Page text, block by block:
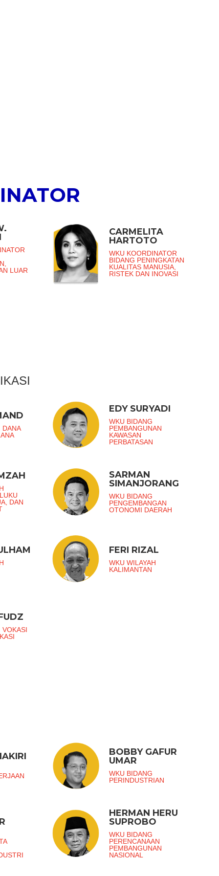
LUAR
CARMELITA
HARTOTO
WKU KOORDINATOR
BIDANG PENINGKATAN
KUALITAS MANUSIA,
RISTEK DAN INOVASI
DANA
EDY SURYADI
WKU BIDANG
PEMBANGUNAN
KAWASAN
PERBATASAN
DAN
SARMAN
SIMANJORANG
WKU BIDANG
PENGEMBANGAN
OTONOMI DAERAH
FERI RIZAL
WKU WILAYAH
KALIMANTAN
VOKASI
BOBBY GAFUR
UMAR
WKU BIDANG
PERINDUSTRIAN
HERMAN HERU
SUPROBO
WKU BIDANG
PERENCANAAN
PEMBANGUNAN
NASIONAL